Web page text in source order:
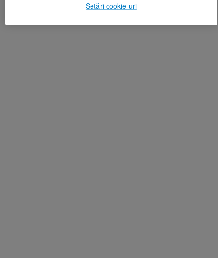
Setări cookie-uri